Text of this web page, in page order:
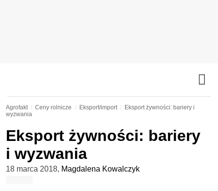
Agrofakt Ceny rolnicze Eksport/import
Eksport żywności: bariery i
wyzwania
Eksport żywności: bariery
i wyzwania
18 marca 2018, Magdalena Kowalczyk